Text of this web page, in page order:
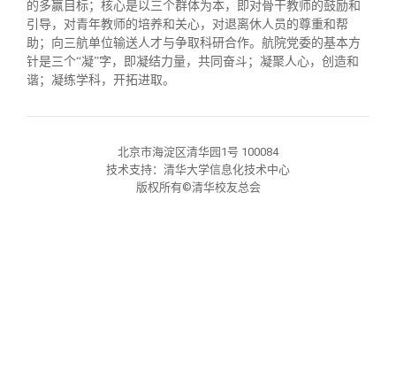
校友讲坛
实用信息
总会章程
制度法规
的多赢目标；核心是以三个群体为本，即对骨干教师的鼓励和
引导，对青年教师的培养和关心，对退离休人员的尊重和帮
助；向三航单位输送人才与争取科研合作。航院党委的基本方
针是三个“凝”字，即凝结力量，共同奋斗；凝聚人心，创造和
谐；凝练学科，开拓进取。
北京市海淀区清华园1号 100084
技术支持：清华大学信息化技术中心
版权所有©清华校友总会